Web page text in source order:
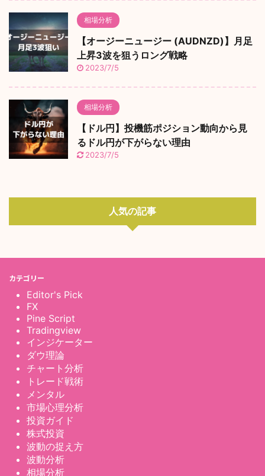
相場分析
【オージーニュージー (AUDNZD)】月足
上昇3波を狙うロング戦略
2023/7/5
相場分析
【ドル円】投機筋ポジション動向から見
るドル円が下がらない理由
2023/7/5
人気の記事
カテゴリー
Editor's Pick
FX
Pine Script
Tradingview
インジケーター
ダウ理論
チャート分析
トレード戦術
メンタル
市場心理分析
投資ガイド
株式投資
波動の捉え方
波動分析
相場分析